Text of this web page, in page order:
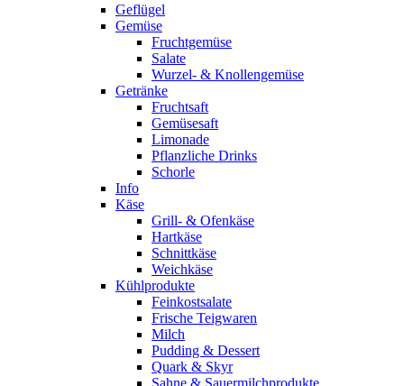
Geflügel
Gemüse
Fruchtgemüse
Salate
Wurzel- & Knollengemüse
Getränke
Fruchtsaft
Gemüsesaft
Limonade
Pflanzliche Drinks
Schorle
Info
Käse
Grill- & Ofenkäse
Hartkäse
Schnittkäse
Weichkäse
Kühlprodukte
Feinkostsalate
Frische Teigwaren
Milch
Pudding & Dessert
Quark & Skyr
Sahne & Sauermilchprodukte